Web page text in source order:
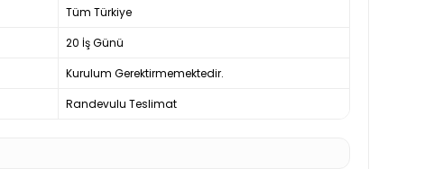
Tüm Türkiye
20 İş Günü
Kurulum Gerektirmemektedir.
Randevulu Teslimat